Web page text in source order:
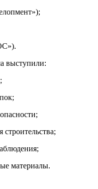
выступили:
материалы.